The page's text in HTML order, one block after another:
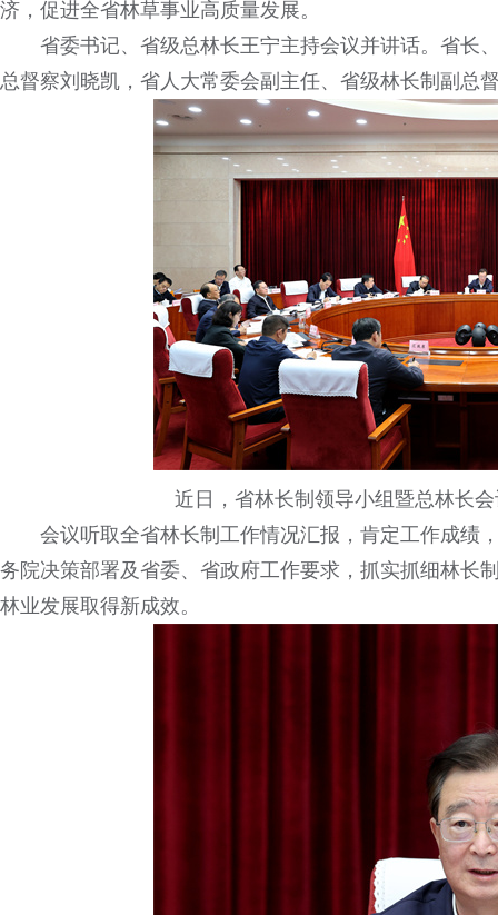
济，促进全省林草事业高质量发展。
省委书记、省级总林长王宁主持会议并讲话。省长
总督察刘晓凯，省人大常委会副主任、省级林长制副总
近日，省林长制领导小组暨总林长
会议听取全省林长制工作情况汇报，肯定工作成绩
务院决策部署及省委、省政府工作要求，抓实抓细林长
林业发展取得新成效。